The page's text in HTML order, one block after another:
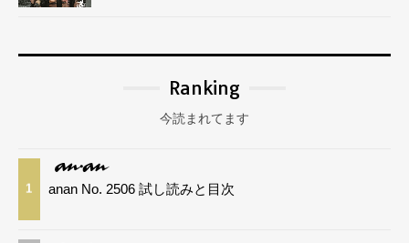
Ranking
今読まれてます
1 anan No. 2506 試し読みと目次